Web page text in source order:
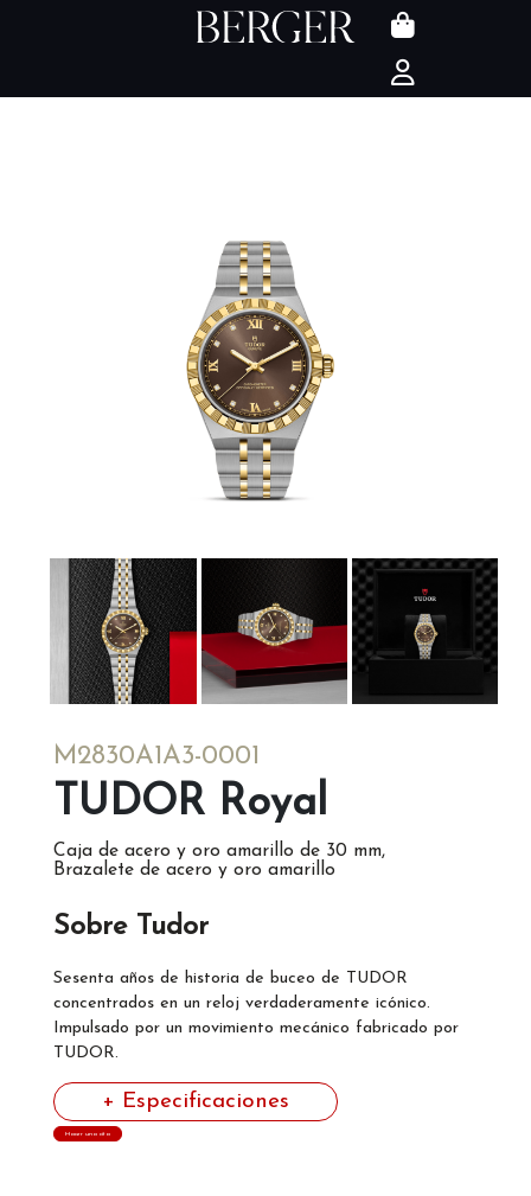
M2830A1A3-0001
TUDOR Royal
Caja de acero y oro amarillo de 30 mm,
Brazalete de acero y oro amarillo
Sobre Tudor
Sesenta años de historia de buceo de TUDOR
concentrados en un reloj verdaderamente icónico.
Impulsado por un movimiento mecánico fabricado por
TUDOR.
+ Especificaciones
Hacer una cita